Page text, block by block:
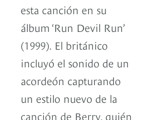
esta canción en su
álbum ‘Run Devil Run’
(1999). El británico
incluyó el sonido de un
acordeón capturando
un estilo nuevo de la
canción de Berry, quién